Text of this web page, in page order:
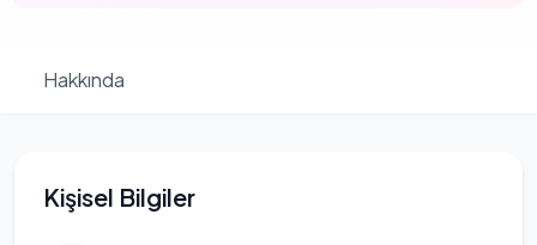
Hakkında
Kişisel Bilgiler